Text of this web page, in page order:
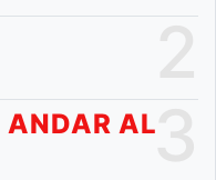
3
ANDAR AL